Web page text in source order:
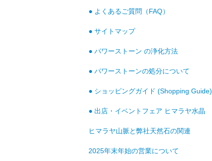
● よくあるご質問（FAQ）
● サイトマップ
● パワーストーン の浄化方法
● パワーストーンの処分について
● ショッピングガイド (Shopping Guide)
● 出店・イベントフェア ヒマラヤ水晶
ヒマラヤ山脈と弊社天然石の関連
2025年末年始の営業について